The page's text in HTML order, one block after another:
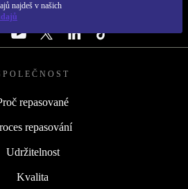
najdeš v našich
NÁS
repasované
repasování
Udržitelnost
Kvalita